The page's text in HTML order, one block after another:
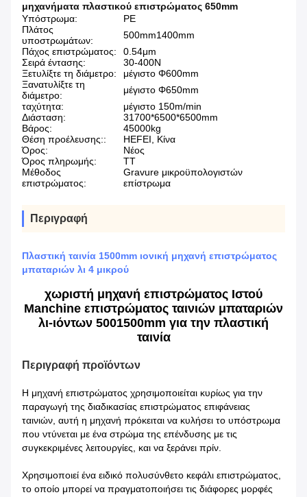
μηχανήματα πλαστικού επιστρώματος 650mm
Υπόστρωμα:
PE
Πλάτος
υποστρωμάτων:
500mm1400mm
Πάχος επιστρώματος:
0.54μm
Σειρά έντασης:
30-400N
Ξετυλίξτε τη διάμετρο:
μέγιστο Φ600mm
Ξανατυλίξτε τη
διάμετρο:
μέγιστο Φ650mm
ταχύτητα:
μέγιστο 150m/min
Διάσταση:
31700*6500*6500mm
Βάρος:
45000kg
Θέση προέλευσης::
HEFEI, Κίνα
Όρος:
Νέος
Όρος πληρωμής:
TT
Μέθοδος
επιστρώματος:
Gravure μικροϋπολογιστών
επίστρωμα
Περιγραφή
Πλαστική ταινία 1500mm ιονική μηχανή επιστρώματος
μπαταριών λι 4 μικρού
χωριστή μηχανή επιστρώματος Ιστού
Manchine επιστρώματος ταινιών μπαταριών
λι-ιόντων 5001500mm για την πλαστική
ταινία
Περιγραφή προϊόντων
Η μηχανή επιστρώματος χρησιμοποιείται κυρίως για την
παραγωγή της διαδικασίας επιστρώματος επιφάνειας
ταινιών, αυτή η μηχανή πρόκειται να κυλήσει το υπόστρωμα
που ντύνεται με ένα στρώμα της επένδυσης με τις
συγκεκριμένες λειτουργίες, και να ξεράνει πρίν.
Χρησιμοποιεί ένα ειδικό πολυσύνθετο κεφάλι επιστρώματος,
το οποίο μπορεί να πραγματοποιήσει τις διάφορες μορφές